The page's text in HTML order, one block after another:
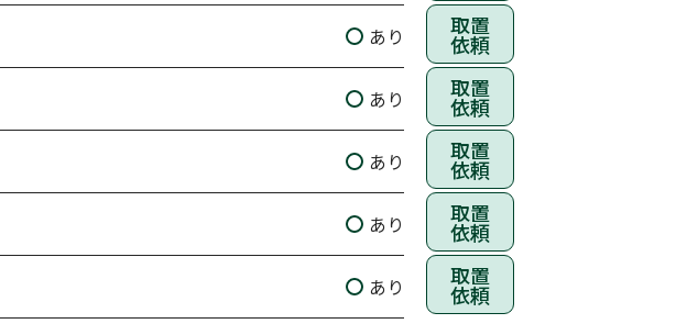
あり 取置
依頼
あり 取置
依頼
あり 取置
依頼
あり 取置
依頼
あり 取置
依頼